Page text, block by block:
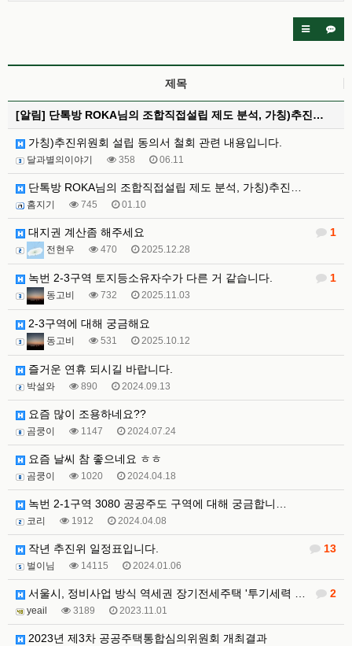
제목
[알림] 단톡방 ROKA님의 조합직접설립 제도 분석, 가칭)추진…
가칭)추진위원회 설립 동의서 철회 관련 내용입니다.
달과별의이야기 358 06.11
단톡방 ROKA님의 조합직접설립 제도 분석, 가칭)추진…
홈지기 745 01.10
1
대지권 계산좀 해주세요
전현우 470 2025.12.28
1
녹번 2-3구역 토지등소유자수가 다른 거 같습니다.
동고비 732 2025.11.03
2-3구역에 대해 궁금해요
동고비 531 2025.10.12
즐거운 연휴 되시길 바랍니다.
박설와 890 2024.09.13
요즘 많이 조용하네요??
곰쿵이 1147 2024.07.24
요즘 날씨 참 좋으네요 ㅎㅎ
곰쿵이 1020 2024.04.18
녹번 2-1구역 3080 공공주도 구역에 대해 궁금합니…
코리 1912 2024.04.08
13
작년 추진위 일정표입니다.
벌이님 14115 2024.01.06
2
서울시, 정비사업 방식 역세권 장기전세주택 '투기세력 …
yeail 3189 2023.11.01
2023년 제3차 공공주택통합심의위원회 개최결과